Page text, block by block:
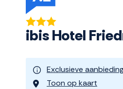
ibis Hotel
Exclusieve
Toon op kaart